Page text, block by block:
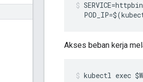
Akses beban kerja
kubectl exec